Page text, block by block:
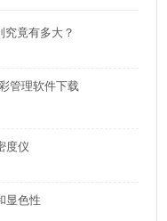
竟有多大？
管理软件下载
度仪
显色性